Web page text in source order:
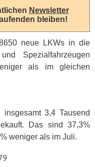
Newsletter
bleiben!
neue LKWs in die
Spezialfahrzeugen
als im gleichen
3,4 Tausend
Das sind 37,3%
weniger als im Juli.